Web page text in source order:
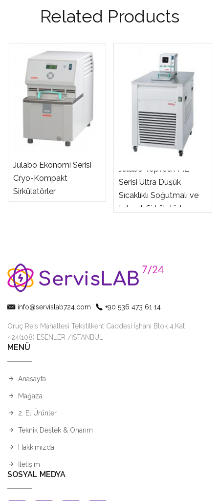
Related Products
Julabo Ekonomi Serisi
Cryo-Kompakt
Sirkülatörler
Julabo TopTech ME
Serisi Ultra Düşük
Sıcaklıklı Soğutmalı ve
Isıtmalı Sirkülatörler
info@servislab724.com +90 536 473 61 14
Oruç Reis Mahallesi Tekstilkent Caddesi İşhanı Blok 4.Kat
424(108) ESENLER /İSTANBUL
MENÜ
Anasayfa
Mağaza
2. El Ürünler
Teknik Destek & Onarım
Hakkımızda
İletişim
SOSYAL MEDYA